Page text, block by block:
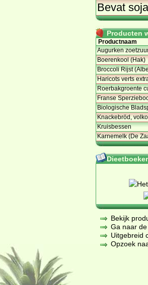
Bevat
Producten
Productnaam
Augurken
Boerenkool (Hak)
Broccoli Rijst
Haricots verts
Roerbakgroente
Franse
Biologische
Knackebröd,
Kruisbessen
Karnemelk (De
Bekijk
Ga naar
Uitgebreid
Opzoek